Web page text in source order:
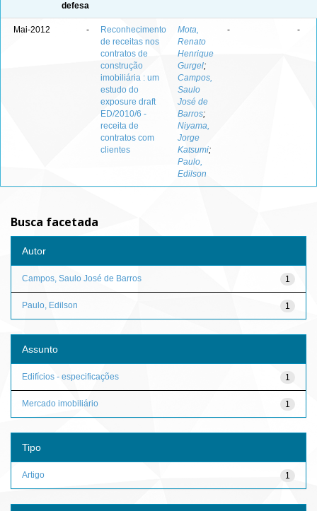
defesa
Mai-2012 -
Reconhecimento
de receitas nos
contratos de
construção
imobiliária : um
estudo do
exposure draft
ED/2010/6 -
receita de
contratos com
clientes
Mota,
Renato
Henrique
Gurgel;
Campos,
Saulo
José de
Barros;
Niyama,
Jorge
Katsumi;
Paulo,
Edilson
- -
Busca facetada
Autor
1
Campos, Saulo José de Barros
1
Paulo, Edilson
Assunto
1
Edifícios - especificações
1
Mercado imobiliário
Tipo
1
Artigo